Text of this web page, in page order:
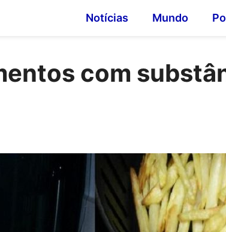
Notícias Mundo
com